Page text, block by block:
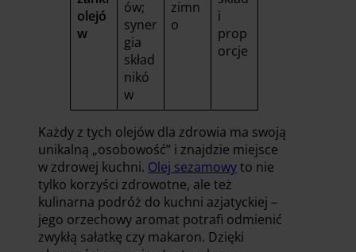
olejó
w
ów;
syner
gia
skład
nikó
w
zimn
o
i
prop
orcje
Każdy z tych olejów dla zdrowia ma swoją
unikalną „osobowość” i znajdzie miejsce
w zdrowej kuchni. Olej sezamowyto nie
tylko korzyści zdrowotne, ale też
kulinarna podróż do kuchni azjatyckiej –
jego orzechowy aromat potrafi odmienić
zwykłą sałatkę czy makaron. Dzięki